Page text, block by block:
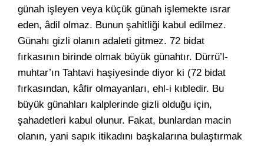
günah işleyen veya küçük günah işlemekte ısrar
eden, âdil olmaz. Bunun şahitliği kabul edilmez.
Günahı gizli olanın adaleti gitmez. 72 bidat
fırkasının birinde olmak büyük günahtır. Dürrü’l-
muhtar’ın Tahtavi haşiyesinde diyor ki (72 bidat
fırkasından, kâfir olmayanları, ehl-i kıbledir. Bu
büyük günahları kalplerinde gizli olduğu için,
şahadetleri kabul olunur. Fakat, bunlardan macin
olanın, yani sapık itikadını başkalarına bulaştırmak